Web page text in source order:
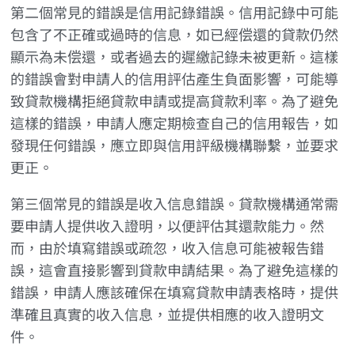
第二個常見的錯誤是信用記錄錯誤。信用記錄中可能
包含了不正確或過時的信息，如已經偿還的貸款仍然
顯示為未偿還，或者過去的遲繳記錄未被更新。這樣
的錯誤會對申請人的信用評估產生負面影響，可能導
致貸款機構拒絕貸款申請或提高貸款利率。為了避免
這樣的錯誤，申請人應定期檢查自己的信用報告，如
發現任何錯誤，應立即與信用評級機構聯繫，並要求
更正。
第三個常見的錯誤是收入信息錯誤。貸款機構通常需
要申請人提供收入證明，以便評估其還款能力。然
而，由於填寫錯誤或疏忽，收入信息可能被報告錯
誤，這會直接影響到貸款申請結果。為了避免這樣的
錯誤，申請人應該確保在填寫貸款申請表格時，提供
準確且真實的收入信息，並提供相應的收入證明文
件。